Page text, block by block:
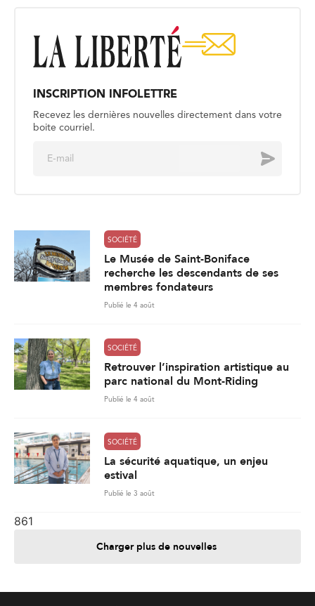
INSCRIPTION INFOLETTRE
Recevez les dernières nouvelles directement dans votre
boite courriel.
Envoyer
SOCIÉTÉ
Le Musée de Saint-Boniface
recherche les descendants de ses
membres fondateurs
Publié le 4 août
SOCIÉTÉ
Retrouver l’inspiration artistique au
parc national du Mont-Riding
Publié le 4 août
SOCIÉTÉ
La sécurité aquatique, un enjeu
estival
Publié le 3 août
861
Charger plus de nouvelles